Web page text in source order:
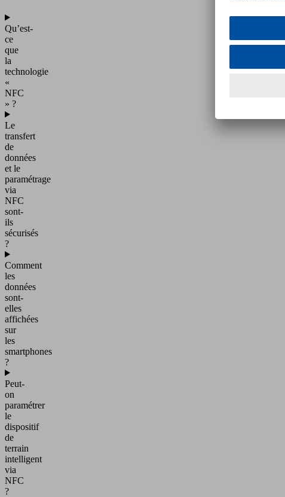
Qu’est-
ce
que
la
technologie
«
NFC
» ?
Le
transfert
de
données
et le
paramétrage
via
NFC
sont-
ils
sécurisés
?
Comment
les
données
sont-
elles
affichées
sur
les
smartphones
?
Peut-
on
paramétrer
le
dispositif
de
terrain
intelligent
via
NFC
?